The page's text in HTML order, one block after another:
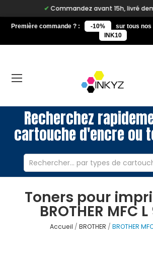
Commandez avant 15h, livré
Première commande ? : -10%
sur tous nos
INK10
Recherchez
cartouche d'encre ou
Toners pour
BROTHER MFC
Accueil BROTHER BROTHER